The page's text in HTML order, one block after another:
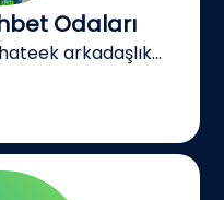
Odaları
arkadaşlık...